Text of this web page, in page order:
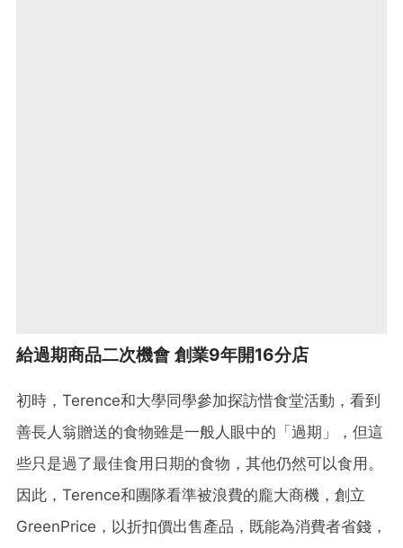
給過期商品二次機會 創業9年開16分店
初時，Terence和大學同學參加探訪惜食堂活動，看到
善長人翁贈送的食物雖是一般人眼中的「過期」，但這
些只是過了最佳食用日期的食物，其他仍然可以食用。
因此， Terence和團隊看準被浪費的龐大商機，創立
GreenPrice，以折扣價出售產品，既能為消費者省錢，